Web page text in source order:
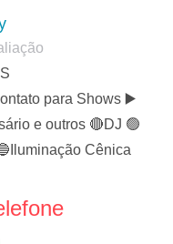
para Shows ▶️
e outros 🔴DJ 🟢
Cênica